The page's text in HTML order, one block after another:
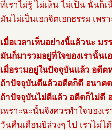
ที่เราไม่รู้ ไม่เห็น ไม่เป็น นั้นก็
มันไม่เป็นเอกจิตเอกธรรม เพ
เมื่อเวลาเห็นอย่างนี้แล้วนะ ม
มันก็มารวมอยู่ที่ใจของเรานั้นเ
เมื่อรวมอยู่ในปัจจุบันแล้ว อดี
ถ้าปัจจุบันดีแล้วอดีตก็ดี อนาค
ถ้าปัจจุบันไม่ดีแล้ว อดีตก็ไม่ดี
เพราะฉะนั้นจึงควรทำใจของเ
วันคืนเดือนปีล่วงๆ ไป เราไม่